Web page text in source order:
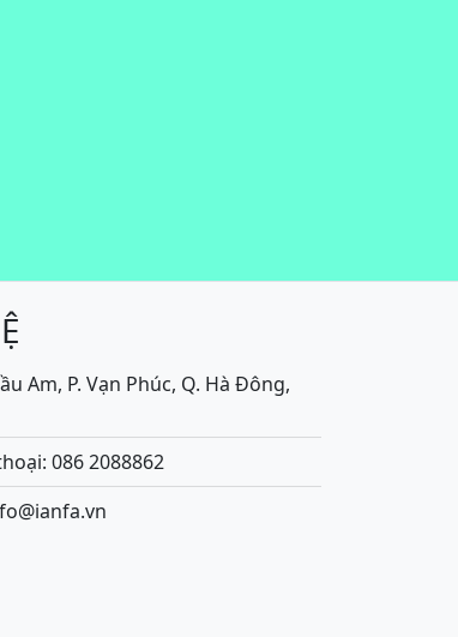
Am, P. Vạn Phúc, Q. Hà Đông,
086 2088862